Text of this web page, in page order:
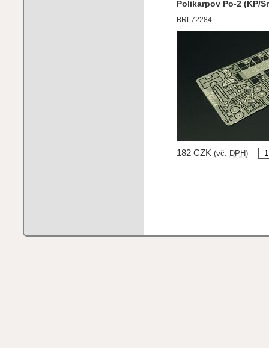
Polikarpov Po-2 (KP/
BRL72284
182 CZK (vč. DPH )